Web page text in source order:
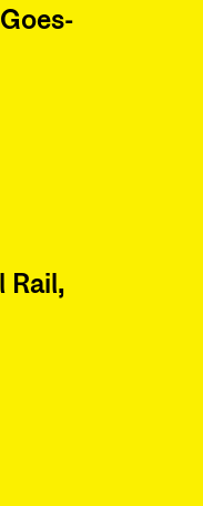
Rail,